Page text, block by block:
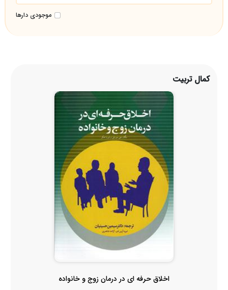
موجودی دارها
کمال تربیت
اخلاق حرفه ای در درمان زوج و خانواده